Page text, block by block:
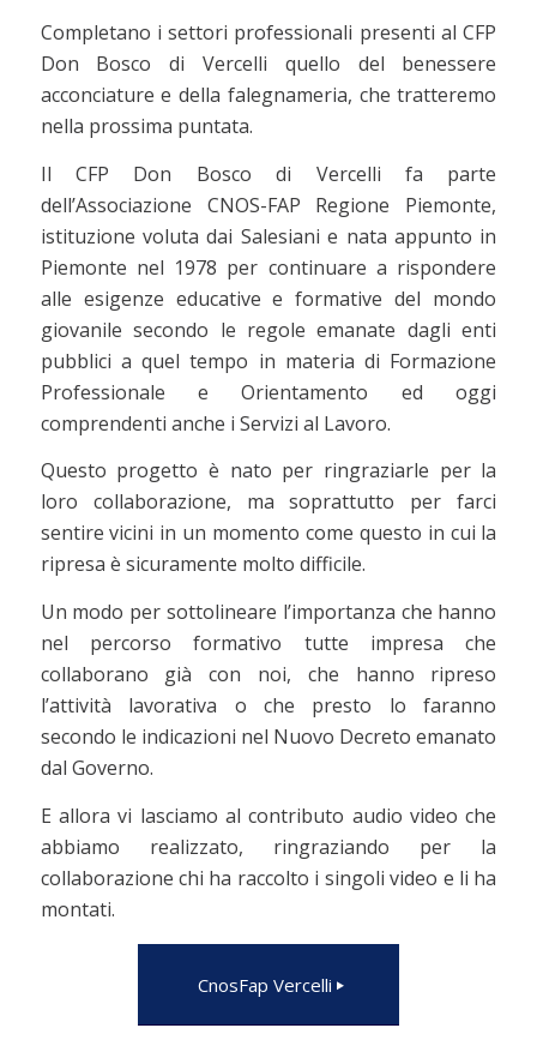
Completano i settori professionali presenti al CFP
Don Bosco di Vercelli quello del benessere
acconciature e della falegnameria, che tratteremo
nella prossima puntata.
Il CFP Don Bosco di Vercelli fa parte
dell’Associazione CNOS-FAP Regione Piemonte,
istituzione voluta dai Salesiani e nata appunto in
Piemonte nel 1978 per continuare a rispondere
alle esigenze educative e formative del mondo
giovanile secondo le regole emanate dagli enti
pubblici a quel tempo in materia di Formazione
Professionale e Orientamento ed oggi
comprendenti anche i Servizi al Lavoro.
Questo progetto è nato per ringraziarle per la
loro collaborazione, ma soprattutto per farci
sentire vicini in un momento come questo in cui la
ripresa è sicuramente molto difficile.
Un modo per sottolineare l’importanza che hanno
nel percorso formativo tutte impresa che
collaborano già con noi, che hanno ripreso
l’attività lavorativa o che presto lo faranno
secondo le indicazioni nel Nuovo Decreto emanato
dal Governo.
E allora vi lasciamo al contributo audio video che
abbiamo realizzato, ringraziando per la
collaborazione chi ha raccolto i singoli video e li ha
montati.
CnosFap Vercelli